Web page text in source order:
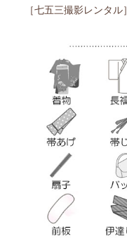
［七五三撮影レンタル］